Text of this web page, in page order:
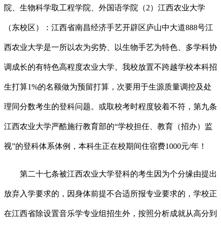
院、生物科学取工程学院、外国语学院（2）江西农业大学
（东校区）：江西省南昌经济手艺开辟区庐山中大道888号江
西农业大学是一所以农为劣势、以生物手艺为特色、多学科协
调成长的有特色高程度农业大学。我校放置不跨越学校本科招
生打算1%的名额做为预留打算，次要用于生源质量调控及处
理同分数考生的登科问题。或取校考时程度较着不符，第九条
江西农业大学严酷施行教育部的“学校担任、教育（招办）监
视”的登科体系体例，本科生正在校期间住宿费1000元/年！
第二十七条被江西农业大学登科的考生因为个分缘由提出
放弃入学要求的，因身体前提不合适所报专业要求的，学校正
在江西省除设置音乐学专业组招生外，按照分析成就从高分到